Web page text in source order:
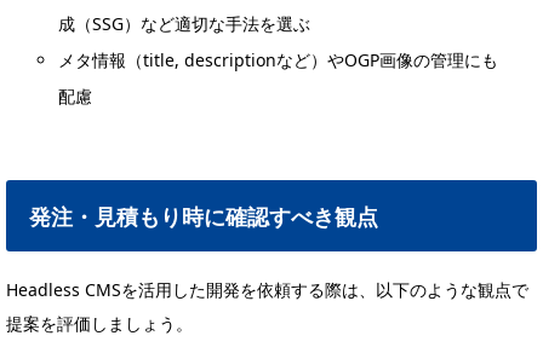
成（SSG）など適切な手法を選ぶ
メタ情報（title, descriptionなど）やOGP画像の管理にも
配慮
発注・見積もり時に確認すべき観点
Headless CMSを活用した開発を依頼する際は、以下のような観点で
提案を評価しましょう。